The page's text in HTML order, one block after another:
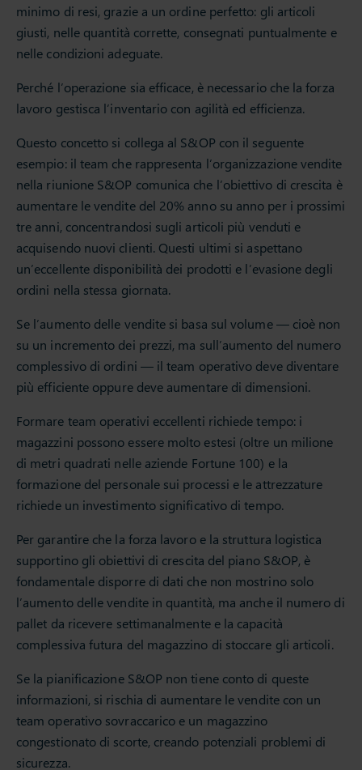
minimo di resi, grazie a un ordine perfetto: gli articoli
giusti, nelle quantità corrette, consegnati puntualmente e
nelle condizioni adeguate.
Perché l’operazione sia efficace, è necessario che la forza
lavoro gestisca l’inventario con agilità ed efficienza.
Questo concetto si collega al S&OP con il seguente
esempio: il team che rappresenta l’organizzazione vendite
nella riunione S&OP comunica che l’obiettivo di crescita è
aumentare le vendite del 20% anno su anno per i prossimi
tre anni, concentrandosi sugli articoli più venduti e
acquisendo nuovi clienti. Questi ultimi si aspettano
un’eccellente disponibilità dei prodotti e l’evasione degli
ordini nella stessa giornata.
Se l’aumento delle vendite si basa sul volume — cioè non
su un incremento dei prezzi, ma sull’aumento del numero
complessivo di ordini — il team operativo deve diventare
più efficiente oppure deve aumentare di dimensioni.
Formare team operativi eccellenti richiede tempo: i
magazzini possono essere molto estesi (oltre un milione
di metri quadrati nelle aziende Fortune 100) e la
formazione del personale sui processi e le attrezzature
richiede un investimento significativo di tempo.
Per garantire che la forza lavoro e la struttura logistica
supportino gli obiettivi di crescita del piano S&OP, è
fondamentale disporre di dati che non mostrino solo
l’aumento delle vendite in quantità, ma anche il numero di
pallet da ricevere settimanalmente e la capacità
complessiva futura del magazzino di stoccare gli articoli.
Se la pianificazione S&OP non tiene conto di queste
informazioni, si rischia di aumentare le vendite con un
team operativo sovraccarico e un magazzino
congestionato di scorte, creando potenziali problemi di
sicurezza.